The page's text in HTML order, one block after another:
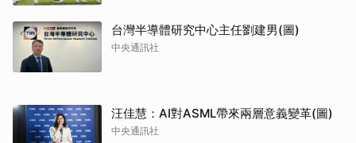
台灣半導體研究中心主任劉建男(圖)
中央通訊社
汪佳慧：AI對ASML帶來兩層意義變革(圖)
中央通訊社